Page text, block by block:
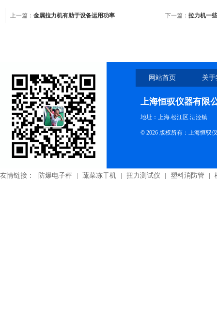
上一篇： 金属拉力机有助于设备运用功率 下一篇： 拉力机一
网站首页 关
上海恒驭仪器有限
地址：上海.松江区.泗泾镇
© 2026 版权所有：上海恒驭
友情链接： 防爆电子秤 蔬菜冻干机 扭力测试仪 塑料消防管